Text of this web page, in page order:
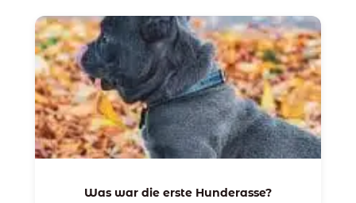
Was war die erste Hunderasse?